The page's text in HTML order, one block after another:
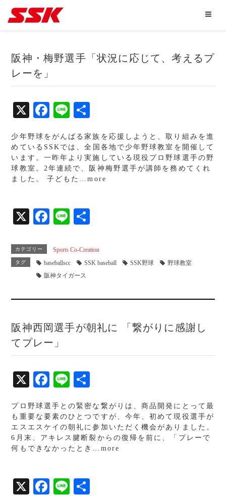
阪神・梅野選手「状況に応じて、考えるプ
レーを」
X
Fa
bo
ok
Li
少年野球をがんばる家族を応援しようと、取り組みを進
めているSSKでは、全国各地で少年野球教室を開催して
います。一昨年より実施している現役プロ野球選手の野
球教室。2年連続で、阪神梅野選手が講師を務めてくれ
ました。 子どもた…more
X
Fa
bo
ok
Li
カテゴリー Sports Co-Creation
タグ baseballscc SSK baseball SSK野球
野球教室
阪神タイガース
阪神西岡選手が朝礼に 「繋がりに感謝し
てプレー」
X
Fa
bo
ok
Li
プロ野球選手との緊密な繋がりは、商品開発にとって最
も重要な要素のひとつですが、今年、初めて現役選手が
エスエスケイの朝礼に参加いただく機会がありました。
6月末、アキレス腱断裂からの復帰を前に、「プレーで
何もできなかったとき…more
X
Fa Li